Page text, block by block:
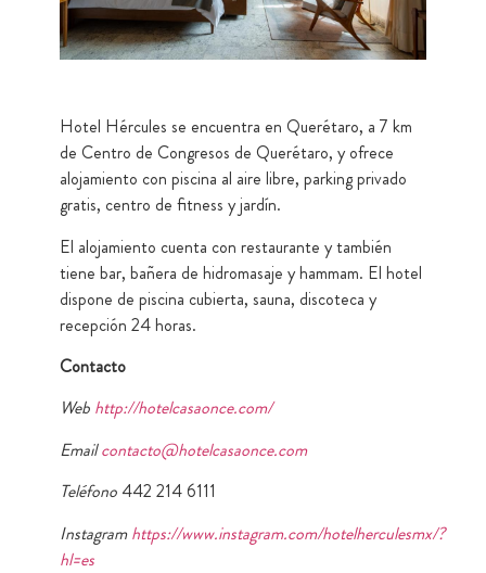
Hotel Hércules se encuentra en Querétaro, a 7 km
de Centro de Congresos de Querétaro, y ofrece
alojamiento con piscina al aire libre, parking privado
gratis, centro de fitness y jardín.
El alojamiento cuenta con restaurante y también
tiene bar, bañera de hidromasaje y hammam. El hotel
dispone de piscina cubierta, sauna, discoteca y
recepción 24 horas.
Contacto
Web http://hotelcasaonce.com/
Emailcontacto@hotelcasaonce.com
Teléfono442 214 6111
Instagramhttps://www.instagram.com/hotelherculesmx/?
hl=es